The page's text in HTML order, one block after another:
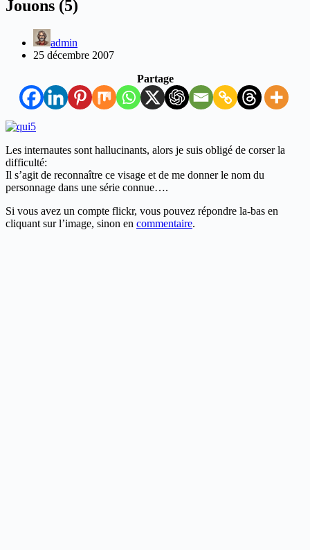
Jouons (5)
admin
25 décembre 2007
Partage
Les internautes sont hallucinants, alors je suis obligé de corser la
difficulté:
Il s’agit de reconnaître ce visage et de me donner le nom du
personnage dans une série connue….
Si vous avez un compte flickr, vous pouvez répondre la-bas en
cliquant sur l’image, sinon en commentaire.